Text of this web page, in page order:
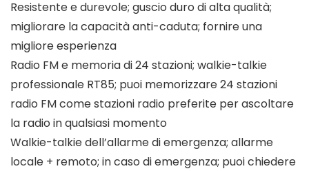
Resistente e durevole; guscio duro di alta qualità;
migliorare la capacità anti-caduta; fornire una
migliore esperienza
Radio FM e memoria di 24 stazioni; walkie-talkie
professionale RT85; puoi memorizzare 24 stazioni
radio FM come stazioni radio preferite per ascoltare
la radio in qualsiasi momento
Walkie-talkie dell’allarme di emergenza; allarme
locale + remoto; in caso di emergenza; puoi chiedere